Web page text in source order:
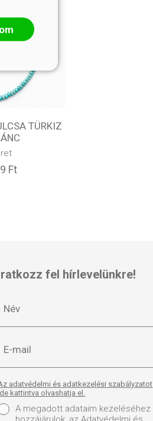
TÜRKIZ
Ft
fel hírlevelünkre!
adatvédelmi és adatkezelési szabályzatot
kattintva olvashatja el.
A megadott adataim kezeléséhez